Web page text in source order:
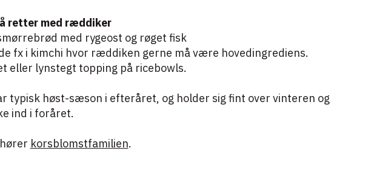
retter med ræddiker
med rygeost og røget fisk
fx i kimchi hvor ræddiken gerne må være hovedingrediens.
eller lynstegt topping på ricebowls.
typisk høst-sæson i efteråret, og holder sig fint over vinteren og
ind i foråret.
korsblomstfamilien.